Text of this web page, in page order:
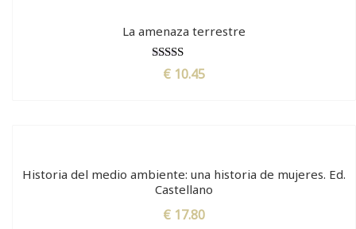
La amenaza terrestre
Valorado
con 5.00de
€ 10.45
Historia del medio ambiente: una historia de mujeres. Ed.
Castellano
€ 17.80